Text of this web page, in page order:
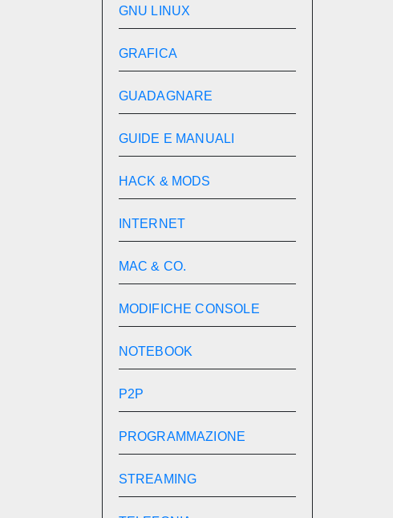
GNU LINUX
GRAFICA
GUADAGNARE
GUIDE E MANUALI
HACK & MODS
INTERNET
MAC & CO.
MODIFICHE CONSOLE
NOTEBOOK
P2P
PROGRAMMAZIONE
STREAMING